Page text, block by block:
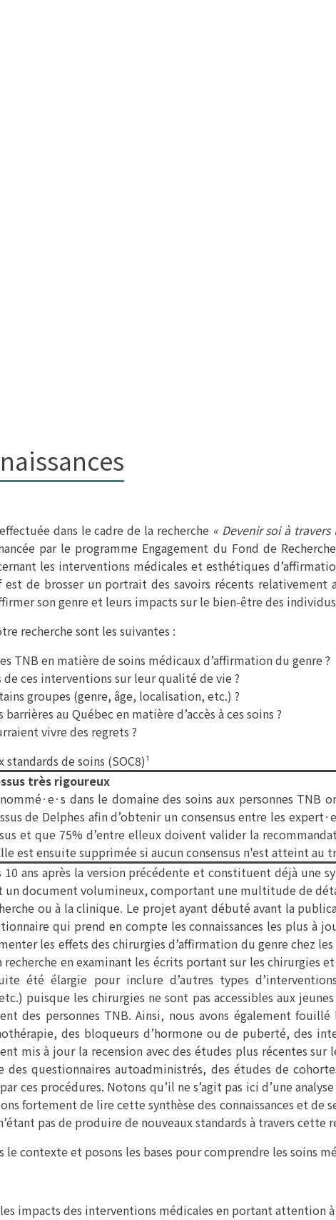
dans le cadre de la recherche « Devenir soi à
par le programme Engagement du Fond de
les interventions médicales et esthétiques
de brosser un portrait des savoirs récents relativement
son genre et leurs impacts sur le bien-être des
recherche sont les suivantes :
TNB en matière de soins médicaux d’affirmation du genre ?
ces interventions sur leur qualité de vie ?
groupes (genre, âge, localisation, etc.) ?
au Québec en matière d’accès à ces soins ?
vivre des regrets ?
de soins (SOC8)¹
très rigoureux
dans le domaine des soins aux personnes TNB
de Delphes afin d’obtenir un consensus entre les
et que 75% d’entre elleux doivent valider la
est ensuite supprimée si aucun consensus n'est atteint au
ans après la version précédente et constituent déjà une
un document volumineux, comportant une multitude de
ou à la clinique. Le projet ayant débuté avant la
qui prend en compte les connaissances les plus à
les effets des chirurgies d’affirmation du genre chez
en examinant les écrits portant sur les chirurgies
été élargie pour inclure d’autres types
puisque les chirurgies ne sont pas accessibles aux
des personnes TNB. Ainsi, nous avons également
des bloqueurs d’hormone ou de puberté, des
mis à jour la recension avec des études plus récentes sur
des questionnaires autoadministrés, des études de
ces procédures. Notons qu’il ne s’agit pas ici d’une
fortement de lire cette synthèse des connaissances et de
pas de produire de nouveaux standards à travers cette
contexte et posons les bases pour comprendre les soins
impacts des interventions médicales en portant attention